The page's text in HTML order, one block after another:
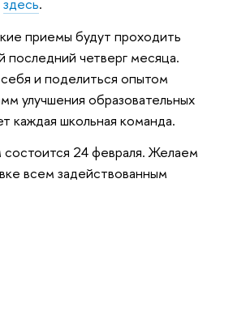
здесь.
приемы будут проходить
последний четверг месяца.
и поделиться опытом
улучшения образовательных
каждая школьная команда.
24 февраля. Желаем
всем задействованным